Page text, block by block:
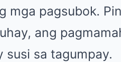
mga pagsubok.
ang
susi sa tagumpay.